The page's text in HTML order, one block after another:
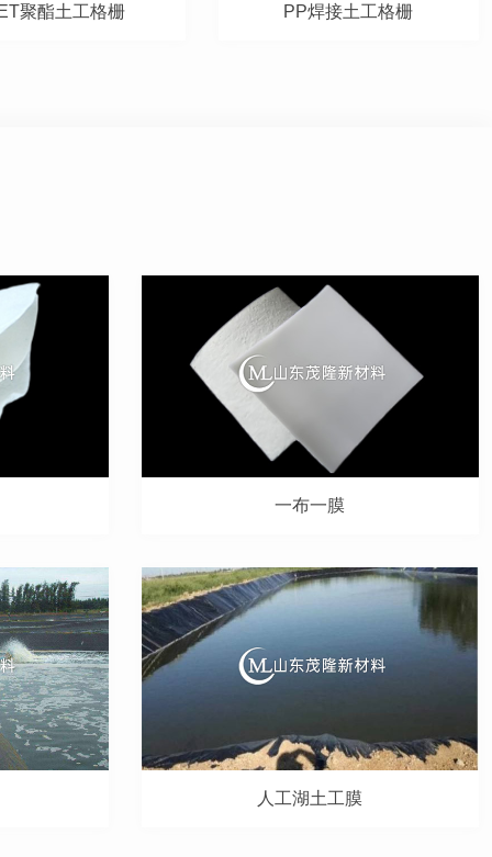
聚酯土工格栅 PP焊接土工格栅
一布一膜
人工湖土工膜